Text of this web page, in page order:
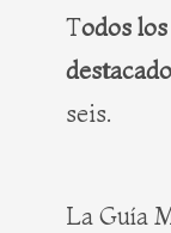
Todos
seis.
La Guía